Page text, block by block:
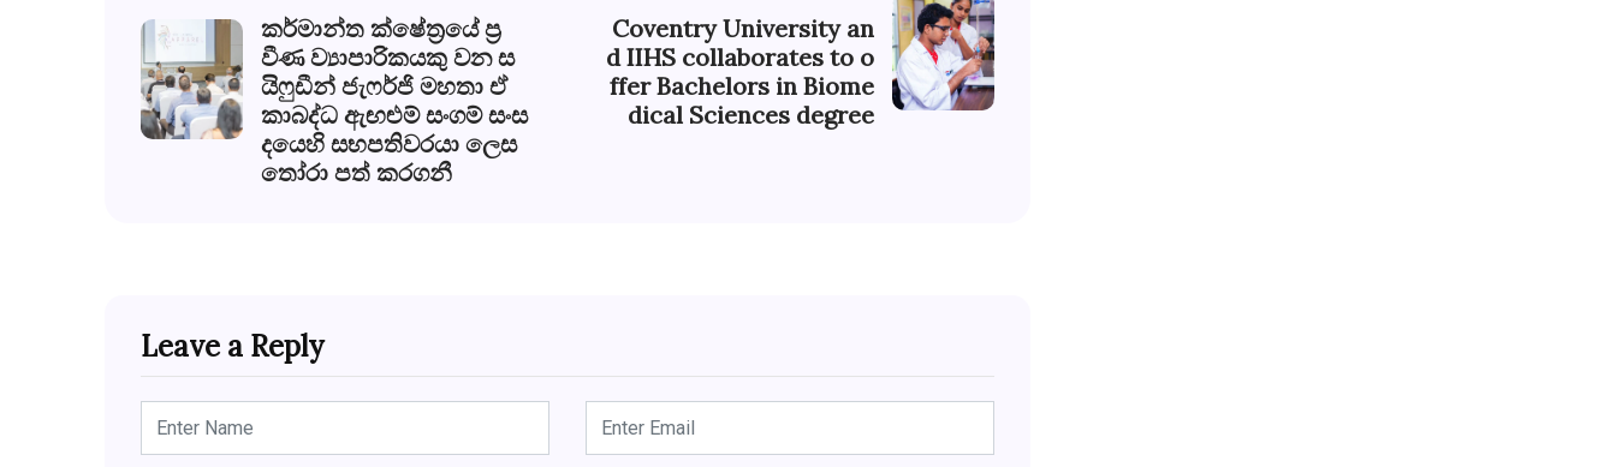
කර්මාන්ත ක්ෂේත‍්‍රයේ ප‍්‍ර
වීණ ව්‍යාපාරිකයකු වන ස
යිෆුඩීන් ජැෆර්ජි මහතා ඒ
කාබද්ධ ඇඟළුම් සංගම් සංස
දයෙහි සභපතිවරයා ලෙස
තෝරා පත් කරගනී
Coventry University an
d IIHS collaborates to o
ffer Bachelors in Biome
dical Sciences degree
Leave a Reply